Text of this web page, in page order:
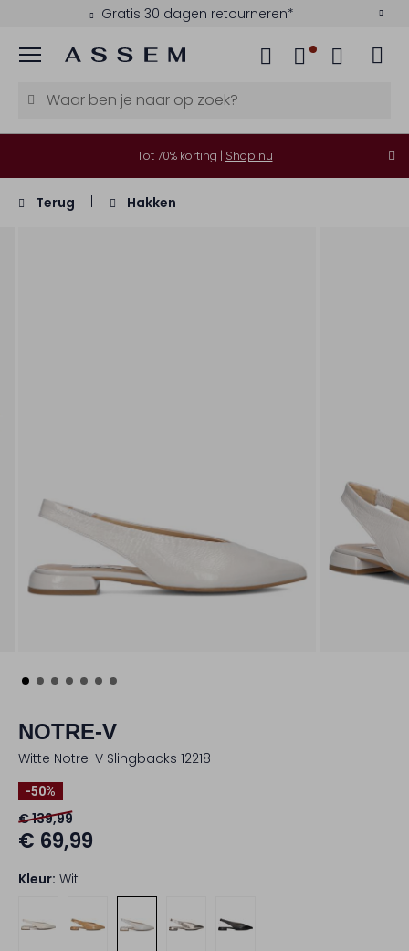
Gratis 30 dagen retourneren*
Menu
Tot 70% korting | Shop nu
Terug Hakken
NOTRE-V
Witte Notre-V Slingbacks 12218
-50%
€ 139,99
€ 69,99
Kleur: Wit